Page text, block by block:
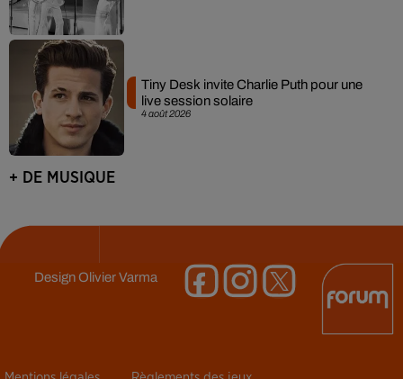
4 août 2026
Tiny Desk invite Charlie Puth pour une
live session solaire
+ DE MUSIQUE
DesignOlivier Varma